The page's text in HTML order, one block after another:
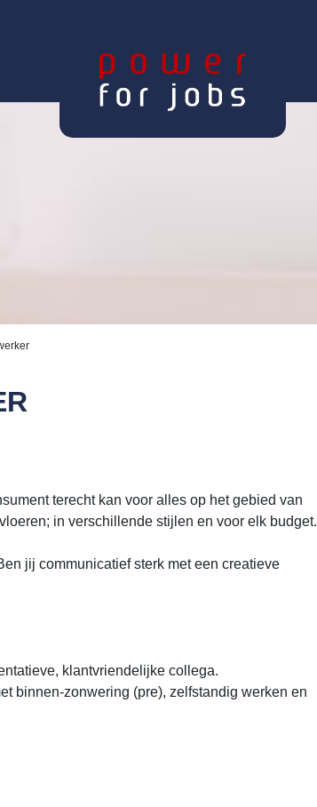
terecht kan voor alles op het gebied van
in verschillende stijlen en voor elk budget.
jij communicatief sterk met een creatieve
klantvriendelijke collega.
binnen-zonwering (pre), zelfstandig werken en